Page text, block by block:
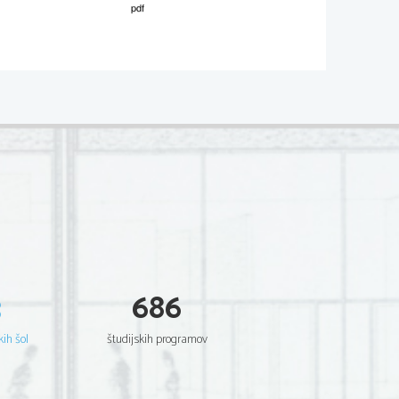
šol
686
študijskih programov